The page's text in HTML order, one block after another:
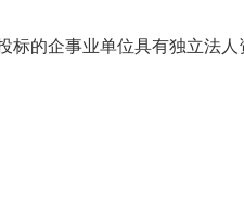
的企事业单位具有独立法人